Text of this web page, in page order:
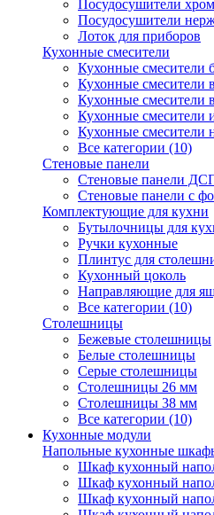
Посудосушители хром
Посудосушители
Лоток для приборов
Кухонные смесители
Кухонные смесители
Кухонные смесители
Кухонные смесители
Кухонные смесители
Кухонные смесители
Все категории (10)
Стеновые панели
Стеновые панели
Стеновые панели с
Комплектующие для кухни
Бутылочницы для
Ручки кухонные
Плинтус для
Кухонный цоколь
Направляющие для
Все категории (10)
Столешницы
Бежевые столешницы
Белые столешницы
Серые столешницы
Столешницы 26 мм
Столешницы 38 мм
Все категории (10)
Кухонные модули
Напольные кухонные
Шкаф кухонный
Шкаф кухонный
Шкаф кухонный